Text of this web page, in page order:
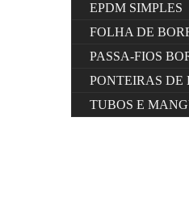
EPDM SIMPLES
FOLHA DE
PASSA-FIOS
PONTEIRAS DE
TUBOS E